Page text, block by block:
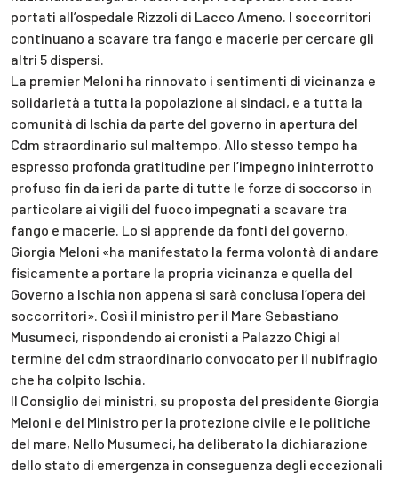
portati all’ospedale Rizzoli di Lacco Ameno. I soccorritori
continuano a scavare tra fango e macerie per cercare gli
altri 5 dispersi.
La premier Meloni ha rinnovato i sentimenti di vicinanza e
solidarietà a tutta la popolazione ai sindaci, e a tutta la
comunità di Ischia da parte del governo in apertura del
Cdm straordinario sul maltempo. Allo stesso tempo ha
espresso profonda gratitudine per l’impegno ininterrotto
profuso fin da ieri da parte di tutte le forze di soccorso in
particolare ai vigili del fuoco impegnati a scavare tra
fango e macerie. Lo si apprende da fonti del governo.
Giorgia Meloni «ha manifestato la ferma volontà di andare
fisicamente a portare la propria vicinanza e quella del
Governo a Ischia non appena si sarà conclusa l’opera dei
soccorritori». Così il ministro per il Mare Sebastiano
Musumeci, rispondendo ai cronisti a Palazzo Chigi al
termine del cdm straordinario convocato per il nubifragio
che ha colpito Ischia.
Il Consiglio dei ministri, su proposta del presidente Giorgia
Meloni e del Ministro per la protezione civile e le politiche
del mare, Nello Musumeci, ha deliberato la dichiarazione
dello stato di emergenza in conseguenza degli eccezionali